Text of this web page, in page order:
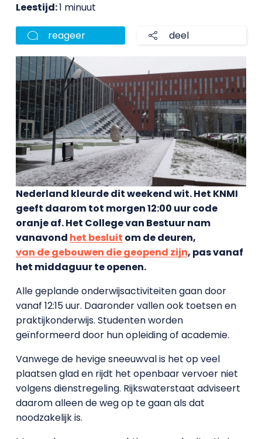
Leestijd:1 minuut
reageer deel
Nederland kleurde dit weekend wit. Het KNMI
geeft daarom tot morgen 12:00 uur code
oranje af. Het College van Bestuur nam
vanavond het besluit om de deuren,
van de gebouwen die geopend zijn, pas vanaf
het middaguur te openen.
Alle geplande onderwijsactiviteiten gaan door
vanaf 12:15 uur. Daaronder vallen ook toetsen en
praktijkonderwijs. Studenten worden
geïnformeerd door hun opleiding of academie.
Vanwege de hevige sneeuwval is het op veel
plaatsen glad en rijdt het openbaar vervoer niet
volgens dienstregeling. Rijkswaterstaat adviseert
daarom alleen de weg op te gaan als dat
noodzakelijk is.